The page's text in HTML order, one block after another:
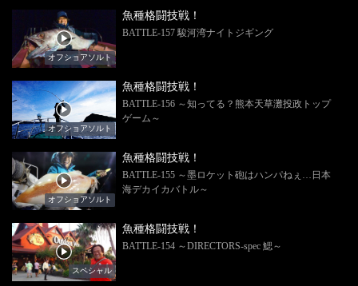
オフショアソルト
魚種格闘技戦！
BATTLE-157 駿河湾ナイトジギング
オフショアソルト
魚種格闘技戦！
BATTLE-156 ～知ってる？熊本天草灘投政トップ
ゲーム～
オフショアソルト
魚種格闘技戦！
BATTLE-155 ～墨ロケット砲はハンパねぇ…日本
海デカイカバトル～
スペシャル
魚種格闘技戦！
BATTLE-154 ～DIRECTORS-spec 鰓～